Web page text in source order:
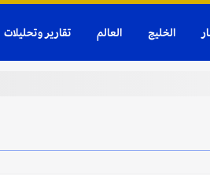
الخليج العالم تقارير وتحليلات